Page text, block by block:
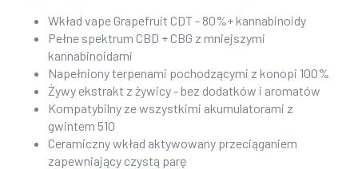
Wkład vape Grapefruit CDT - 80%+ kannabinoidy
Pełne spektrum CBD + CBG z mniejszymi
kannabinoidami
Napełniony terpenami pochodzącymi z konopi 100%
Żywy ekstrakt z żywicy - bez dodatków i aromatów
Kompatybilny ze wszystkimi akumulatorami z
gwintem 510
Ceramiczny wkład aktywowany przeciąganiem
zapewniający czystą parę